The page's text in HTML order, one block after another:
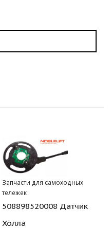
Запчасти для самоходных
тележек
508898520008 Датчик
Холла